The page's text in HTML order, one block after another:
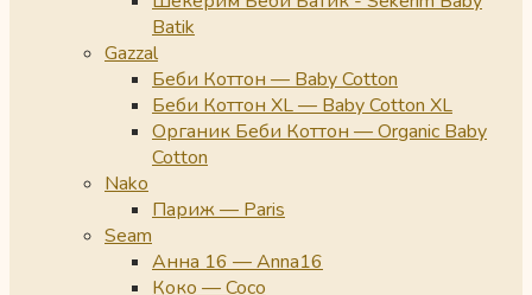
Batik
Gazzal
Беби Коттон — Baby Cotton
Беби Коттон XL — Baby Cotton XL
Органик Беби Коттон — Organic Baby
Cotton
Nako
Париж — Paris
Seam
Анна 16 — Anna16
Коко — Coco